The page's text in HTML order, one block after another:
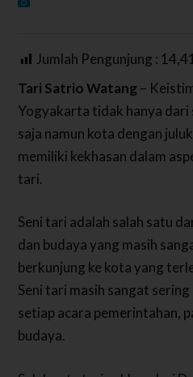
Jumlah Pengunjung :
Tari Satrio Watang–
Yogyakarta tidak hanya
saja namun kota dengan
memiliki kekhasan dalam
tari.
Seni tari adalah salah satu
dan budaya yang masih
berkunjung ke kota yang
Seni tari masih sangat
setiap acara pemerintahan,
budaya.